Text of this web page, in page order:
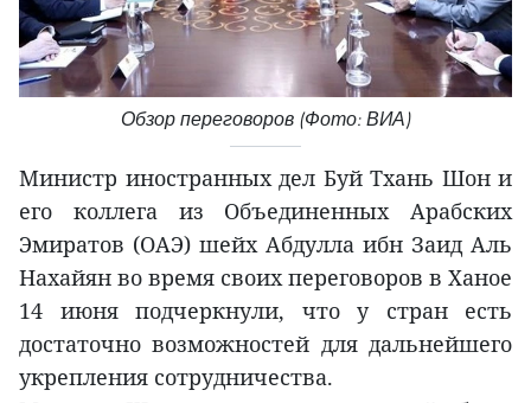
Обзор переговоров (Фото: ВИА)
Министр иностранных дел Буй Тхань Шон и
его коллега из Объединенных Арабских
Эмиратов (ОАЭ) шейх Абдулла ибн Заид Аль
Нахайян во время своих переговоров в Ханое
14 июня подчеркнули, что у стран есть
достаточно возможностей для дальнейшего
укрепления сотрудничества.